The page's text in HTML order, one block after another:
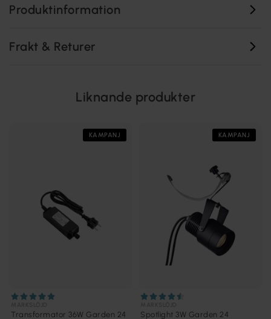
Produktinformation
Frakt & Returer
Liknande produkter
KAMPANJ
Transformator 36W Garden 24
KAMPANJ
Spotlight 3W Garden 24